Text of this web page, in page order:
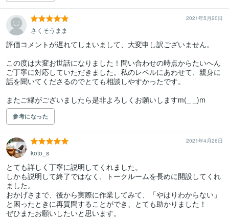
2021年5月20日
さくそうまま
評価コメントが遅れてしまいまして、大変申し訳ございません。
この度は大変お世話になりました！問い合わせの時点からたいへん
ご丁寧に対応していただきました。私のレベルにあわせて、親身に
話を聞いてくださるのでとても相談しやすかったです。
またご縁がございましたら是非よろしくお願いしますm(_ _)m
参考になった
2021年4月26日
koto_s
とても詳しく丁寧に説明してくれました。
しかも説明して終了ではなく、トークルームを長めに開設してくれ
ました。
おかげさまで、後から実際に作業してみて、「やはりわからない」
と困ったときに再質問することができ、とても助かりました！
ぜひまたお願いしたいと思います。